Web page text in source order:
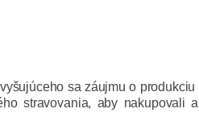
sa záujmu o
stravovania, aby nakupovali